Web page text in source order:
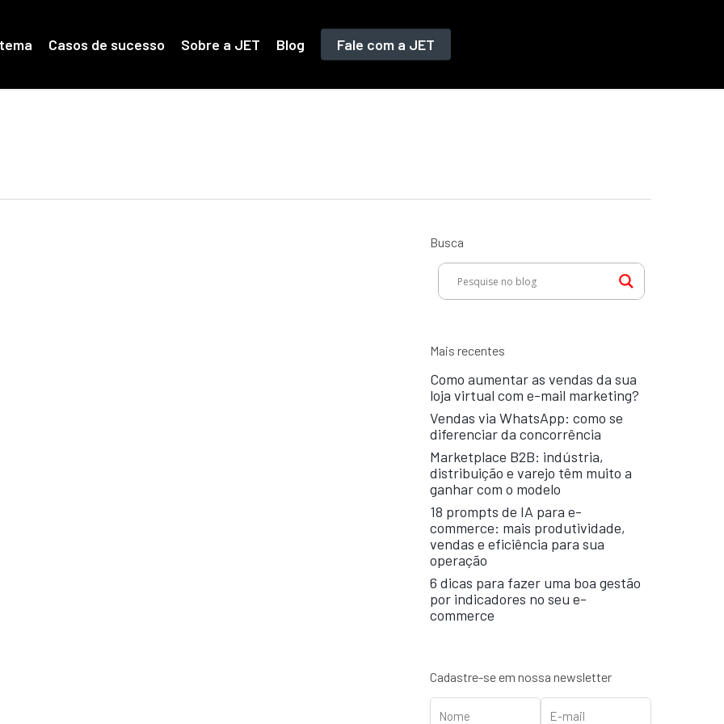
Casos de sucesso Sobre a JET Blog Fale com a JET
Busca
Mais recentes
Como aumentar as vendas da sua
loja virtual com e-mail marketing?
Vendas via WhatsApp: como se
diferenciar da concorrência
Marketplace B2B: indústria,
distribuição e varejo têm muito a
ganhar com o modelo
18 prompts de IA para e-
commerce: mais produtividade,
vendas e eficiência para sua
operação
6 dicas para fazer uma boa gestão
por indicadores no seu e-
commerce
Cadastre-se em nossa newsletter